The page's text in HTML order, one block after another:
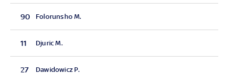
90 Folorunsho M.
11 Djuric M.
27 Dawidowicz P.